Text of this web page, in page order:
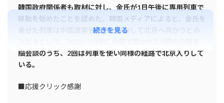
韓国政府関係者も取材に対し、金氏が1日午後に専用列車で
移動を始めたことを認めた。韓国メディアによると、金氏を
乗せた列車は中国遼寧省丹東を経由して北京へ向かうとみ
脳会談のうち、2回は列車を使い同様の経路で北京入りして
いる。
■応援クリック感謝
続きを見る